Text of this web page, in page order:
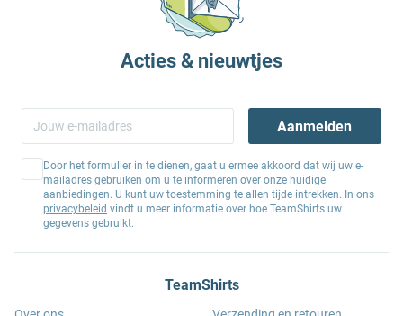
Acties & nieuwtjes
Aanmelden
Door het formulier in te dienen, gaat u ermee akkoord dat wij uw e-
mailadres gebruiken om u te informeren over onze huidige
aanbiedingen. U kunt uw toestemming te allen tijde intrekken. In ons
privacybeleid vindt u meer informatie over hoe TeamShirts uw
gegevens gebruikt.
TeamShirts